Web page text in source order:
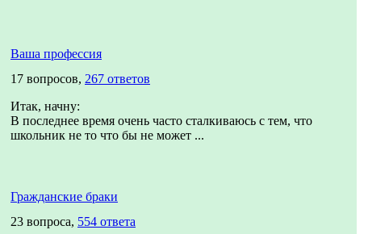
Ваша профессия
17 вопросов, 267 ответов
Итак, начну:
В последнее время очень часто сталкиваюсь с тем, что
школьник не то что бы не может ...
Гражданские браки
23 вопроса, 554 ответа